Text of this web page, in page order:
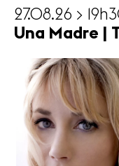
27.08.26 >
Una Madre |